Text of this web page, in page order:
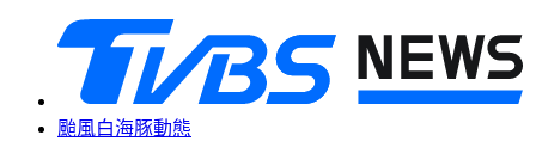
颱風白海豚動態